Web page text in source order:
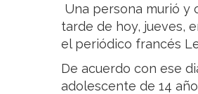
Una persona murió y
tarde de hoy, jueves,
el periódico francés
De acuerdo con ese
adolescente de 14